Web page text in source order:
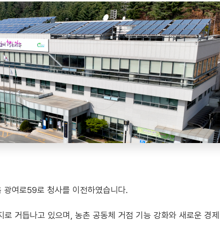
여로59로 청사를 이전하였습니다.
거듭나고 있으며, 농촌 공동체 거점 기능 강화와 새로운 경